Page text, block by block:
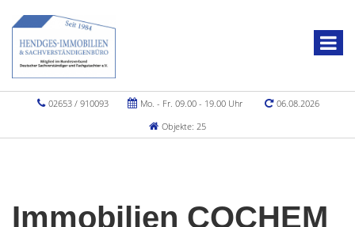
02653 / 910093 Mo. - Fr. 09.00 - 19.00 Uhr
06.08.2026
Objekte: 25
Immobilien COCHEM